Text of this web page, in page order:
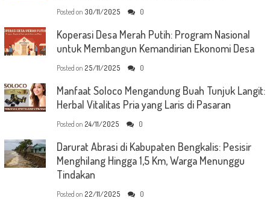
Posted on 30/11/2025 0
Koperasi Desa Merah Putih: Program Nasional
untuk Membangun Kemandirian Ekonomi Desa
Posted on 25/11/2025 0
Manfaat Soloco Mengandung Buah Tunjuk Langit:
Herbal Vitalitas Pria yang Laris di Pasaran
Posted on 24/11/2025 0
Darurat Abrasi di Kabupaten Bengkalis: Pesisir
Menghilang Hingga 1,5 Km, Warga Menunggu
Tindakan
Posted on 22/11/2025 0